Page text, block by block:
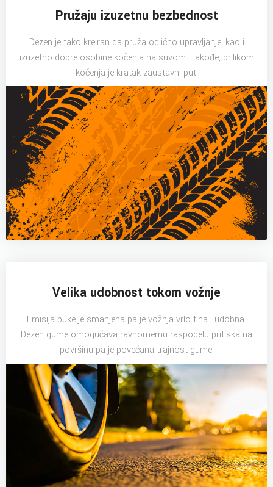
Pružaju izuzetnu bezbednost
Dezen je tako kreiran da pruža odlično upravljanje, kao i
izuzetno dobre osobine kočenja na suvom. Takođe, prilikom
kočenja je kratak zaustavni put.
Velika udobnost tokom vožnje
Emisija buke je smanjena pa je vožnja vrlo tiha i udobna.
Dezen gume omogućava ravnomernu raspodelu pritiska na
površinu pa je povećana trajnost gume.